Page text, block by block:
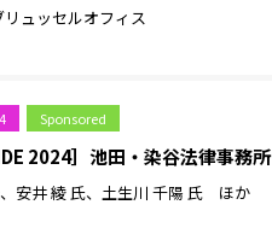
ュッセルオフィス
Sponsored
2024］池田・染谷法律事務所
安井 綾 氏、土生川 千陽 氏 ほか